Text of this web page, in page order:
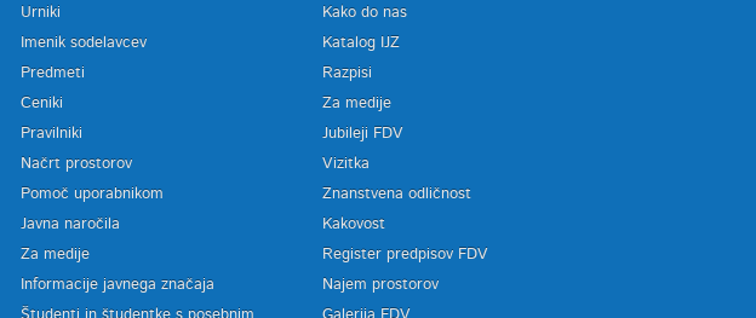
Urniki
Imenik sodelavcev
Predmeti
Ceniki
Pravilniki
Načrt prostorov
Pomoč uporabnikom
Javna naročila
Za medije
Informacije javnega značaja
Kako do nas
Katalog IJZ
Razpisi
Za medije
Jubileji FDV
Vizitka
Znanstvena odličnost
Kakovost
Register predpisov FDV
Najem prostorov